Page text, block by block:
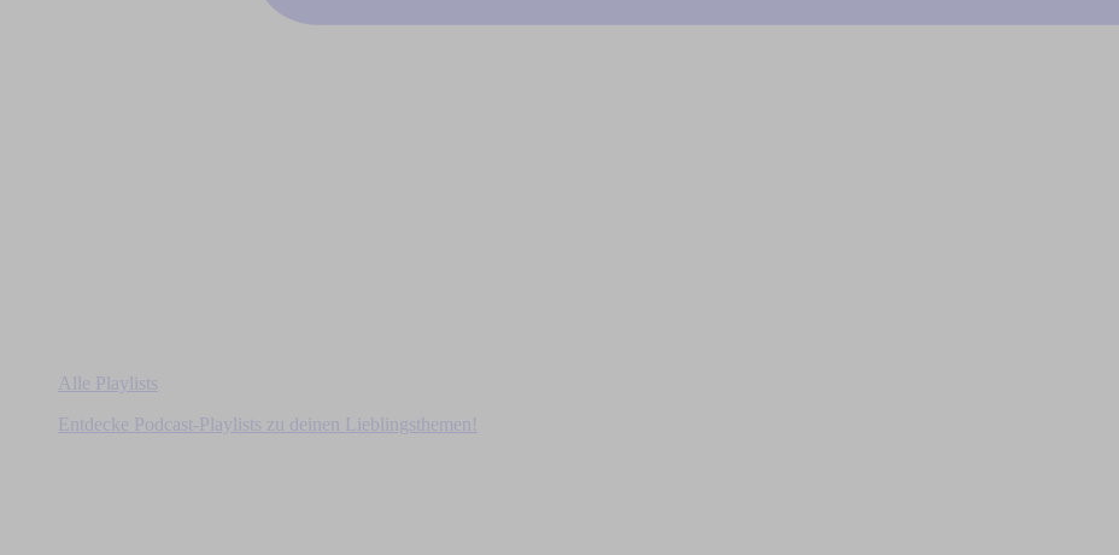
Alle Playlists
Entdecke Podcast-Playlists zu deinen Lieblingsthemen!